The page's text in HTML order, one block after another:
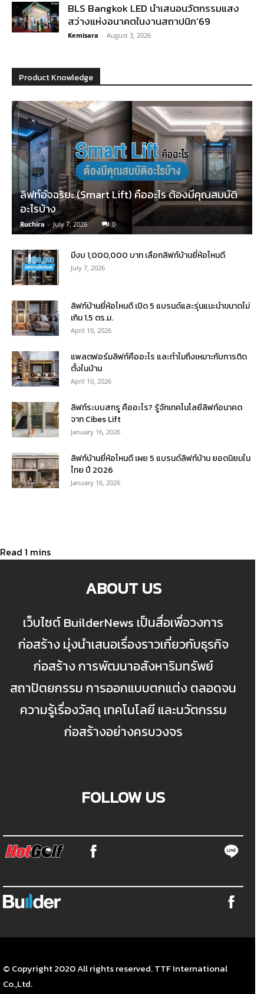
BLS Bangkok LED นำเสนอนวัตกรรมแสง
สว่างแห่งอนาคตในงานสถาปนิก’69
Kemisara - August 3, 2026
Product Knowledge
ลิฟท์อัจฉริยะ (Smart Lift) คืออะไร ต้องมีคุณสมบัติ
อะไรบ้าง
Ruchira - July 7, 2026 0
มีงบ 1,000,000 บาท เลือกลิฟท์บ้านยี่ห้อไหนดี
July 7, 2026
ลิฟท์บ้านยี่ห้อไหนดี เปิด 5 แบรนด์และรุ่นแนะนำขนาดไม่
เกิน 1.5 ตร.ม.
April 10, 2026
แพลตฟอร์มลิฟท์คืออะไร และทำไมถึงเหมาะกับการติด
ตั้งในบ้าน
April 10, 2026
ลิฟท์ระบบสกรู คืออะไร? รู้จักเทคโนโลยีลิฟท์อนาคต
จาก Cibes Lift
January 16, 2026
ลิฟท์บ้านยี่ห้อไหนดี เผย 5 แบรนด์ลิฟท์บ้าน ยอดนิยมใน
ไทย ปี 2026
January 16, 2026
ABOUT US
เว็บไซต์ BuilderNews เป็นสื่อเพื่อวงการ
ก่อสร้าง มุ่งนำเสนอเรื่องราวเกี่ยวกับธุรกิจ
ก่อสร้าง การพัฒนาอสังหาริมทรัพย์
สถาปัตยกรรม การออกแบบตกแต่ง ตลอดจน
ความรู้เรื่องวัสดุ เทคโนโลยี และนวัตกรรม
ก่อสร้างอย่างครบวงจร
FOLLOW US
© Copyright 2020 All rights reserved. TTF International
Co.,Ltd.